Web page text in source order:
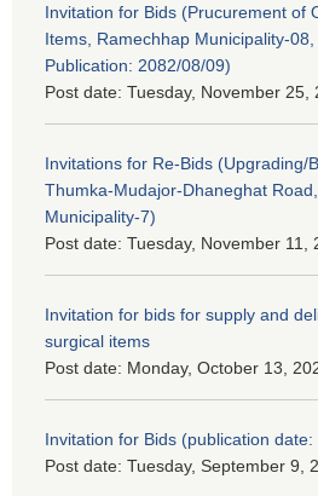
Invitation for Bids (Prucurement of
Items, Ramechhap Municipality-
Publication: 2082/08/09)
Post date: Tuesday, November 25,
Invitations for Re-Bids (Upgrading/
Thumka-Mudajor-Dhaneghat
Municipality-7)
Post date: Tuesday, November 11,
Invitation for bids for supply and
surgical items
Post date: Monday, October 13,
Invitation for Bids (publication
Post date: Tuesday, September 9,